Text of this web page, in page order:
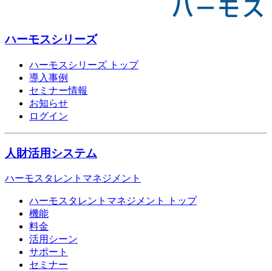
ハーモスシリーズ
ハーモスシリーズ トップ
導入事例
セミナー情報
お知らせ
ログイン
人財活用システム
ハーモスタレントマネジメント
ハーモスタレントマネジメント トップ
機能
料金
活用シーン
サポート
セミナー